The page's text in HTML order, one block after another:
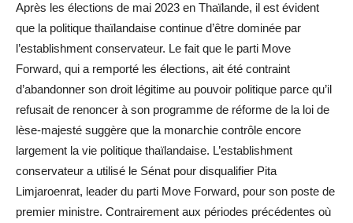
Après les élections de mai 2023 en Thaïlande, il est évident
que la politique thaïlandaise continue d’être dominée par
l’establishment conservateur. Le fait que le parti Move
Forward, qui a remporté les élections, ait été contraint
d’abandonner son droit légitime au pouvoir politique parce qu’il
refusait de renoncer à son programme de réforme de la loi de
lèse-majesté suggère que la monarchie contrôle encore
largement la vie politique thaïlandaise. L’establishment
conservateur a utilisé le Sénat pour disqualifier Pita
Limjaroenrat, leader du parti Move Forward, pour son poste de
premier ministre. Contrairement aux périodes précédentes où